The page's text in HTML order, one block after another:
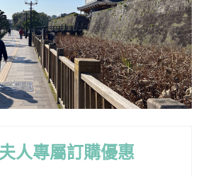
夫人專屬訂購優惠